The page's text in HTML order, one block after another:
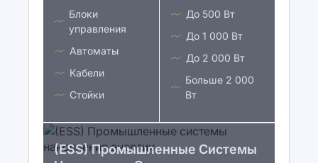
Блоки
управления
Автоматы
Кабели
Стойки
До 500 Вт
До 1 000 Вт
До 2 000 Вт
Больше 2 000
Вт
(ESS) Промышленные Системы